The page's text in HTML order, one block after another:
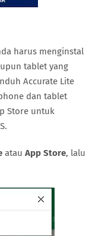
harus menginstal
tablet yang
Accurate Lite
dan tablet
Store untuk
atau App Store, lalu